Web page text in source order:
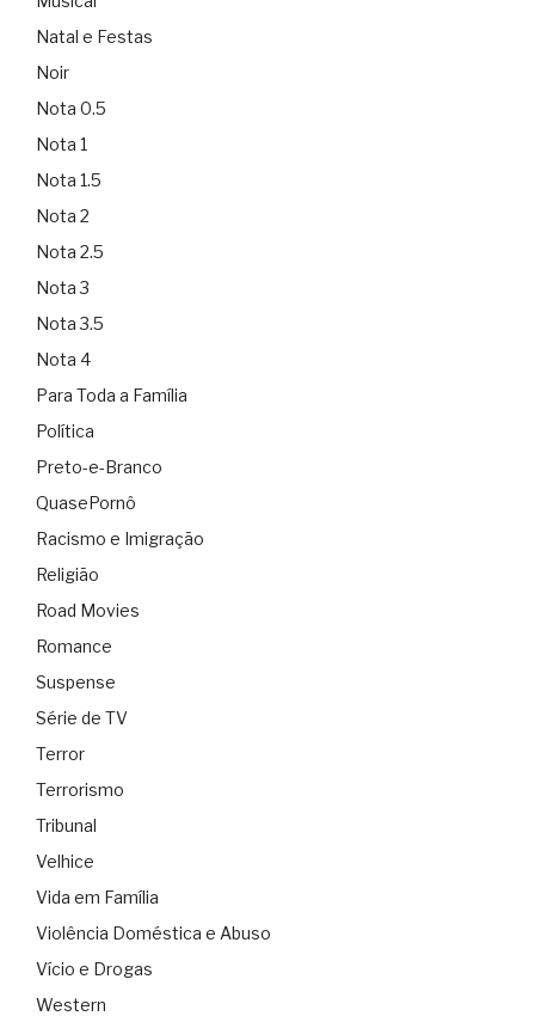
Natal e Festas
Noir
Nota 0.5
Nota 1
Nota 1.5
Nota 2
Nota 2.5
Nota 3
Nota 3.5
Nota 4
Para Toda a Família
Política
Preto-e-Branco
QuasePornô
Racismo e Imigração
Religião
Road Movies
Romance
Suspense
Série de TV
Terror
Terrorismo
Tribunal
Velhice
Vida em Família
Violência Doméstica e Abuso
Vício e Drogas
Western